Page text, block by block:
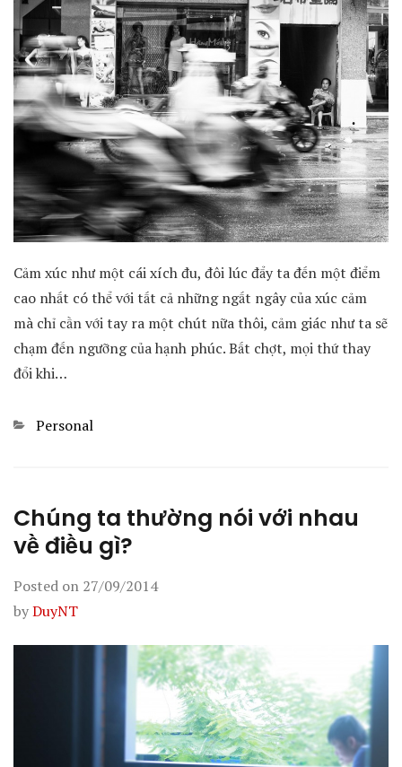
Cảm xúc như một cái xích đu, đôi lúc đẩy ta đến một điểm
cao nhất có thể với tất cả những ngất ngây của xúc cảm
mà chỉ cần với tay ra một chút nữa thôi, cảm giác như ta sẽ
chạm đến ngưỡng của hạnh phúc. Bất chợt, mọi thứ thay
đổi khi…
Categories
Personal
Chúng ta thường nói với nhau
về điều gì?
Posted on 27/09/2014
byDuyNT